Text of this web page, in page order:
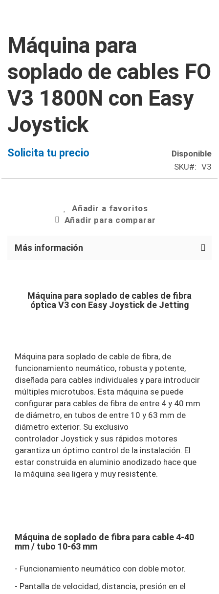
Saltar
de
galería
de
imágenes
Máquina para
soplado de cables FO
V3 1800N con Easy
Joystick
Solicita tu precio
Disponible
SKU
V3
Añadir a favoritos
Añadir para comparar
Más información
Máquina para soplado de cables de fibra
óptica V3 con Easy Joystick de Jetting
Máquina para soplado de cable de fibra, de
funcionamiento neumático, robusta y potente,
diseñada para cables individuales y para introducir
múltiples microtubos. Esta máquina se puede
configurar para cables de fibra de entre 4 y 40 mm
de diámetro, en tubos de entre 10 y 63 mm de
diámetro exterior. Su exclusivo
controlador Joystick y sus rápidos motores
garantiza un óptimo control de la instalación. El
estar construida en aluminio anodizado hace que
la máquina sea ligera y muy resistente.
Máquina de soplado de fibra para cable 4-40
mm / tubo 10-63 mm
- Funcionamiento neumático con doble motor.
- Pantalla de velocidad, distancia, presión en el